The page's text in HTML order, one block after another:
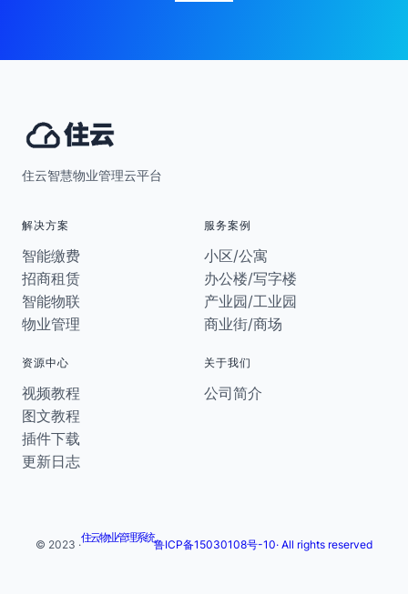
住云智慧物业管理云平台
解决方案
智能缴费
招商租赁
智能物联
物业管理
服务案例
小区/公寓
办公楼/写字楼
产业园/工业园
商业街/商场
资源中心
视频教程
图文教程
插件下载
更新日志
关于我们
公司简介
© 2023 ·
住云物业管理系统
鲁ICP备15030108号-10· All rights reserved